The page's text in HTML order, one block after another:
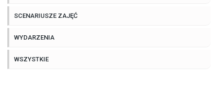
SCENARIUSZE ZAJĘĆ
WYDARZENIA
WSZYSTKIE